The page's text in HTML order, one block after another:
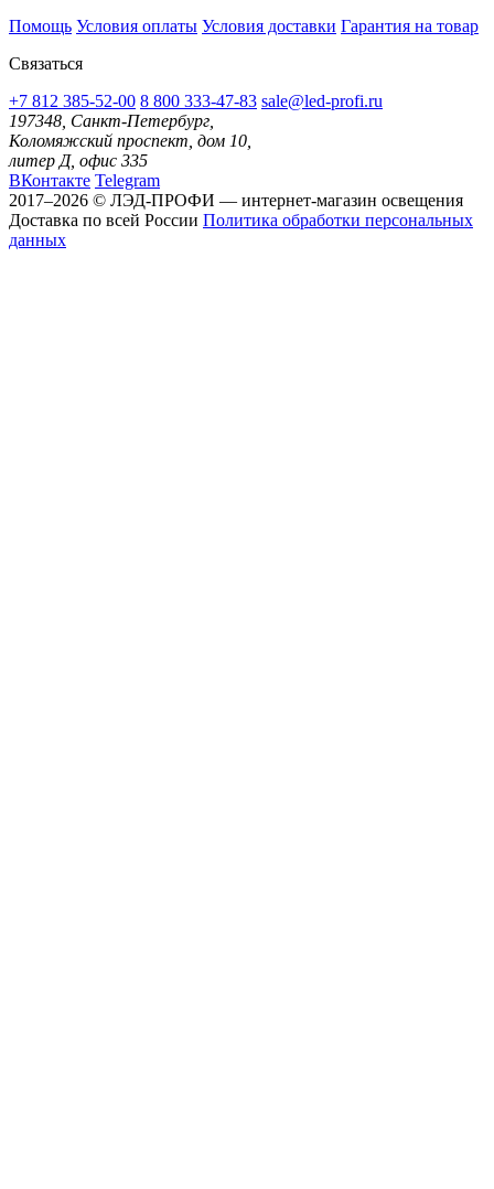
Помощь Условия оплаты Условия доставки Гарантия на товар
Связаться
+7 812 385-52-00 8 800 333-47-83 sale@led-profi.ru
197348, Санкт-Петербург,
Коломяжский проспект, дом 10,
литер Д, офис 335
ВКонтакте Telegram
2017–2026 © ЛЭД-ПРОФИ — интернет-магазин освещения
Доставка по всей России Политика обработки персональных
данных